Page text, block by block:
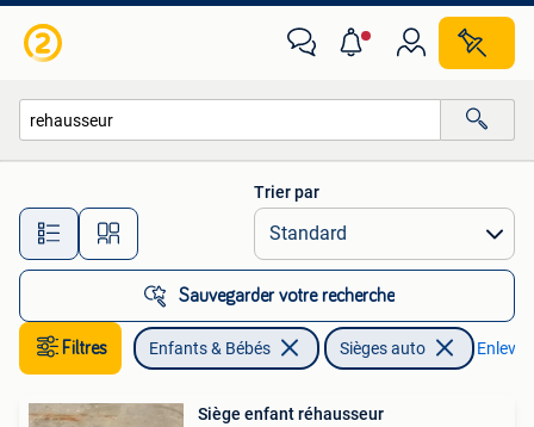
Toutes les distances…
Trier par
Sauvegarder votre recherche
Filtres Enfants & Bébés Sièges auto
Siège enfant réhausseur